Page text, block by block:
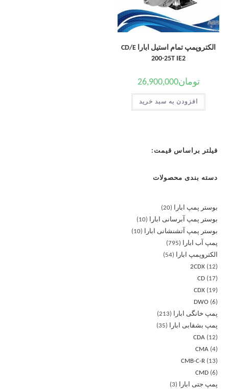
الکتروپمپ تمام استیل ابارا CD/E
200-25T IE2
تومان26,900,000
افزودن به سبد خرید
فیلتر براساس قیمت:
دسته بندی محصولات
بوستر پمپ ابارا
20
بوستر پمپ آبرسانی ابارا
10
بوستر پمپ آتشنشانی ابارا
10
پمپ آب ابارا
795
الکتروپمپ ابارا
54
2CDX
12
CD
17
CDX
19
DWO
6
پمپ خانگی ابارا
213
پمپ بشقابی ابارا
35
CDA
12
CMA 4
CMB-C-R
13
CMD 6
پمپ جتی ابارا
3